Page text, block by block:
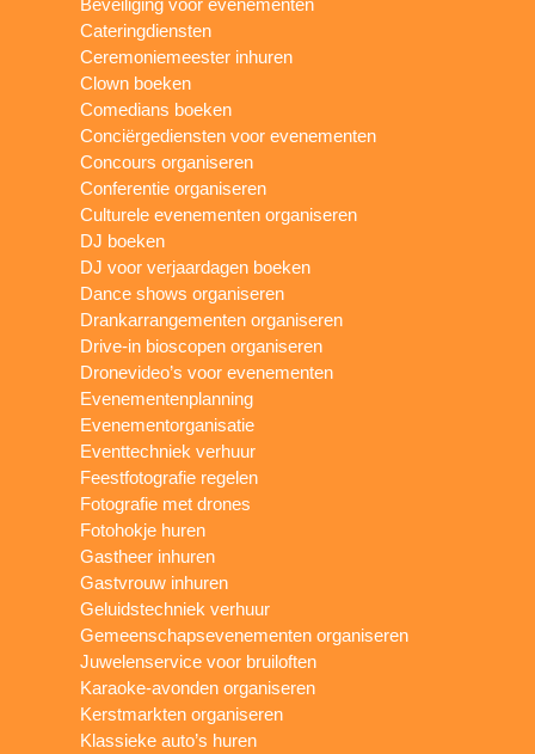
Beveiliging voor evenementen
Cateringdiensten
Ceremoniemeester inhuren
Clown boeken
Comedians boeken
Conciërgediensten voor evenementen
Concours organiseren
Conferentie organiseren
Culturele evenementen organiseren
DJ boeken
DJ voor verjaardagen boeken
Dance shows organiseren
Drankarrangementen organiseren
Drive-in bioscopen organiseren
Dronevideo’s voor evenementen
Evenementenplanning
Evenementorganisatie
Eventtechniek verhuur
Feestfotografie regelen
Fotografie met drones
Fotohokje huren
Gastheer inhuren
Gastvrouw inhuren
Geluidstechniek verhuur
Gemeenschapsevenementen organiseren
Juwelenservice voor bruiloften
Karaoke-avonden organiseren
Kerstmarkten organiseren
Klassieke auto’s huren